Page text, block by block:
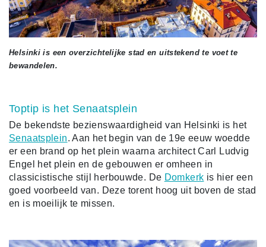
Helsinki is een overzichtelijke stad en uitstekend te voet te
bewandelen.
Toptip is het Senaatsplein
De bekendste bezienswaardigheid van Helsinki is het
Senaatsplein. Aan het begin van de 19e eeuw woedde
er een brand op het plein waarna architect Carl Ludvig
Engel het plein en de gebouwen er omheen in
classicistische stijl herbouwde. De Domkerk is hier een
goed voorbeeld van. Deze torent hoog uit boven de stad
en is moeilijk te missen.